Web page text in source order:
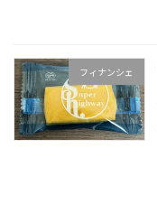
フィナンシェ